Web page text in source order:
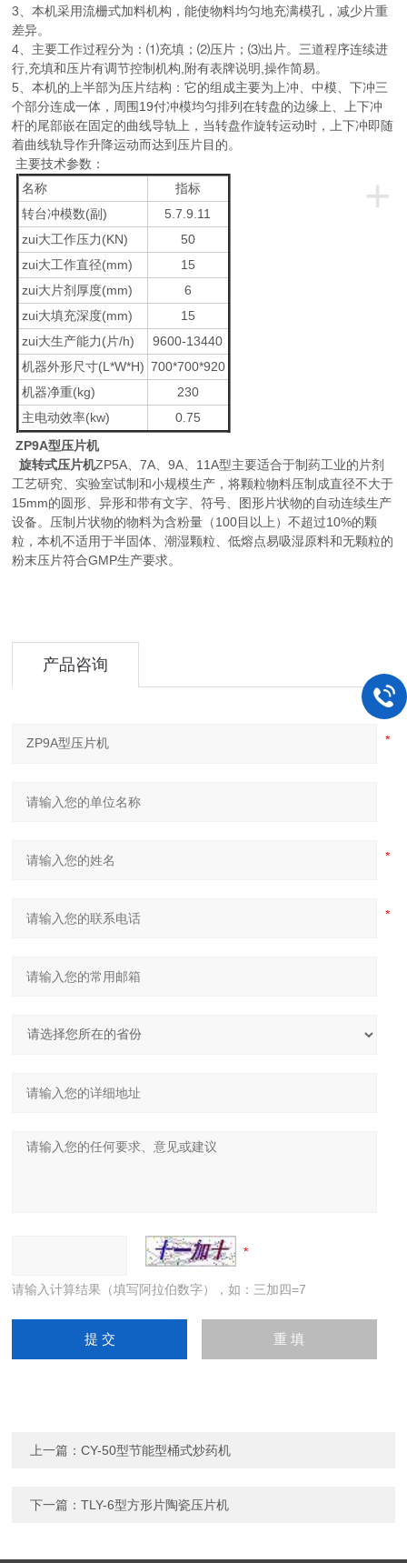
3、本机采用流栅式加料机构，能使物料均匀地充满模孔，减少片重
差异。
4、主要工作过程分为：⑴充填；⑵压片；⑶出片。三道程序连续进
行,充填和压片有调节控制机构,附有表牌说明,操作简易。
5、本机的上半部为压片结构：它的组成主要为上冲、中模、下冲三
个部分连成一体，周围19付冲模均匀排列在转盘的边缘上、上下冲
杆的尾部嵌在固定的曲线导轨上，当转盘作旋转运动时，上下冲即随
着曲线轨导作升降运动而达到压片目的。
主要技术参数：
+
名称
指标
转台冲模数(副)
5.7.9.11
zui大工作压力(KN)
50
zui大工作直径(mm)
15
zui大片剂厚度(mm)
6
zui大填充深度(mm)
15
zui大生产能力(片/h)
9600-13440
机器外形尺寸(L*W*H) 700*700*920
机器净重(kg)
230
主电动效率(kw)
0.75
ZP9A型压片机
旋转式压片机ZP5A、7A、9A、11A型主要适合于制药工业的片剂
工艺研究、实验室试制和小规模生产，将颗粒物料压制成直径不大于
15mm的圆形、异形和带有文字、符号、图形片状物的自动连续生产
设备。压制片状物的物料为含粉量（100目以上）不超过10%的颗
粒，本机不适用于半固体、潮湿颗粒、低熔点易吸湿原料和无颗粒的
粉末压片符合GMP生产要求。
产品咨询
请输入计算结果（填写阿拉伯数字），如：三加四=7
上一篇：CY-50型节能型桶式炒药机
下一篇：TLY-6型方形片陶瓷压片机